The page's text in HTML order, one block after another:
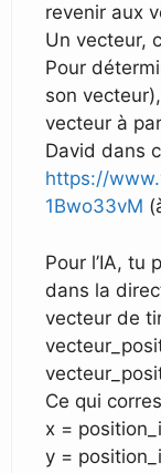
revenir aux
Un vecteur,
Pour
son
vecteur à
David dans
https://
1Bwo33vM
Pour l’IA, tu
dans la
vecteur de
Ce qui
x =
y =